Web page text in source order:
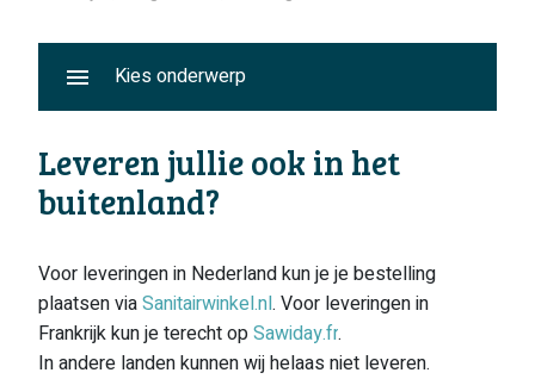
Kies onderwerp
Leveren jullie ook in het
buitenland?
Voor leveringen in Nederland kun je je bestelling
plaatsen viaSanitairwinkel.nl. Voor leveringen in
Frankrijk kun je terecht opSawiday.fr.
In andere landen kunnen wij helaas niet leveren.